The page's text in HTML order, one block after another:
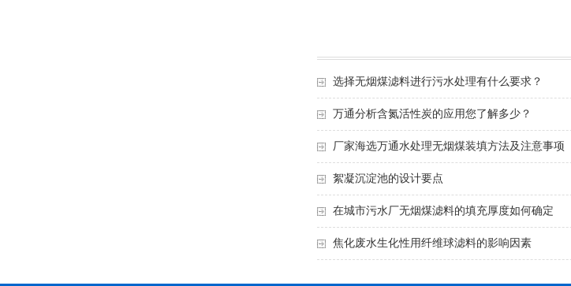
选择无烟煤滤料进行污水处理有什么要求？
万通分析含氮活性炭的应用您了解多少？
厂家海选万通水处理无烟煤装填方法及注意事项
絮凝沉淀池的设计要点
在城市污水厂无烟煤滤料的填充厚度如何确定
焦化废水生化性用纤维球滤料的影响因素